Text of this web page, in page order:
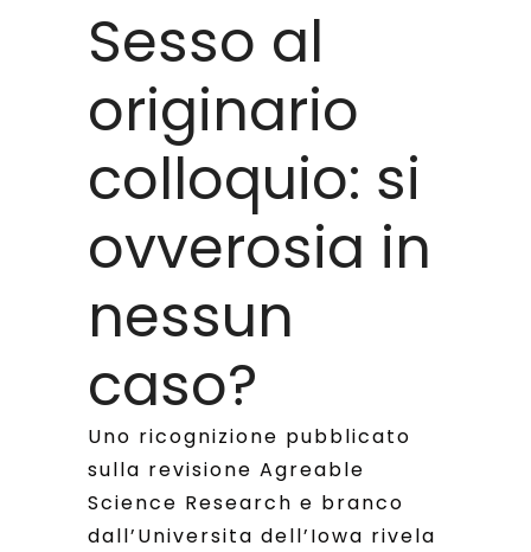
Sesso al
originario
colloquio: si
ovverosia in
nessun
caso?
Uno ricognizione pubblicato
sulla revisione Agreable
Science Research e branco
dall’Universita dell’Iowa rivela